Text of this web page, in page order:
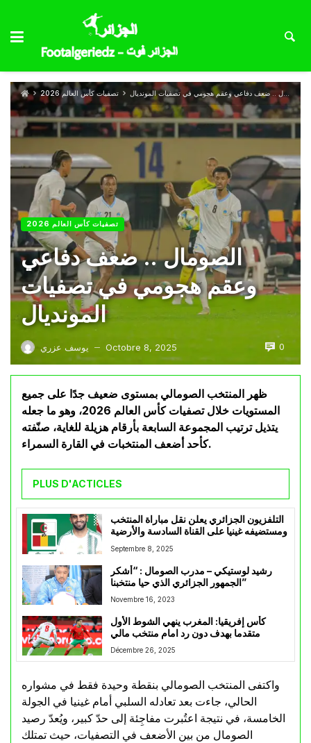
تصفيات كأس العالم 2026 الصومال .. ضعف دفاعي وعقم هجومي في تصفيات المونديال
تصفيات كأس العالم 2026
الصومال .. ضعف دفاعي
وعقم هجومي في تصفيات
المونديال
يوسف عزري — Octobre 8, 2025 0
ظهر المنتخب الصومالي بمستوى ضعيف جدًا على جميع
المستويات خلال تصفيات كأس العالم 2026، وهو ما جعله
يتذيل ترتيب المجموعة السابعة بأرقام هزيلة للغاية، صنّفته
كأحد أضعف المنتخبات في القارة السمراء.
PLUS D'ACTICLES
التلفزيون الجزائري يعلن نقل مباراة المنتخب
ومستضيفه غينيا على القناة السادسة والأرضية
Septembre 8, 2025
رشيد لوستيكي – مدرب الصومال : “أشكر
الجمهور الجزائري الذي حيا منتخبنا”
Novembre 16, 2023
كأس إفريقيا: المغرب ينهي الشوط الأول
متقدما بهدف دون رد امام منتخب مالي
Décembre 26, 2025
واكتفى المنتخب الصومالي بنقطة وحيدة فقط في مشواره
الحالي، جاءت بعد تعادله السلبي أمام غينيا في الجولة
الخامسة، في نتيجة اعتُبرت مفاجِئة إلى حدّ كبير، ويُعدّ رصيد
الصومال من بين الأضعف في التصفيات، حيث تمتلك